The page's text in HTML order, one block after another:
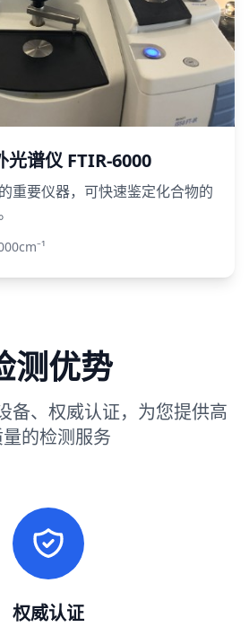
光谱仪 FTIR-6000
重要仪器，可快速鉴定化合物的
测优势
备、权威认证，为您提供高
的检测服务
权威认证